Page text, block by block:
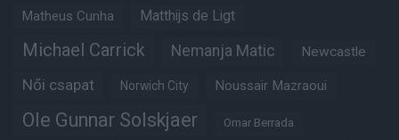
Matheus Cunha Matthijs de Ligt
Michael Carrick Nemanja Matic Newcastle
Női csapat Norwich City Noussair Mazraoui
Ole Gunnar Solskjaer Omar Berrada